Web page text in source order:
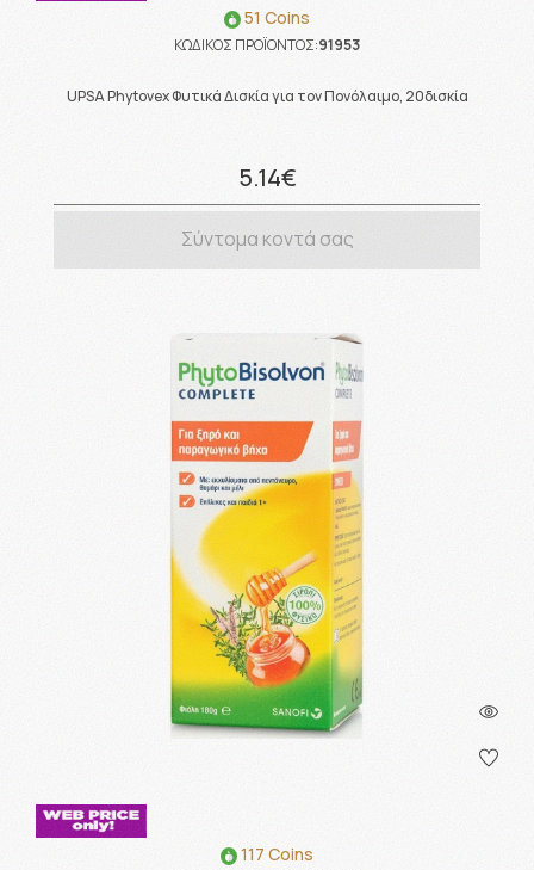
51 Coins
ΚΩΔΙΚΟΣ ΠΡΟΪΟΝΤΟΣ:91953
UPSA Phytovex Φυτικά Δισκία για τον Πονόλαιμο, 20δισκία
5.14€
Σύντομα κοντά σας
117 Coins